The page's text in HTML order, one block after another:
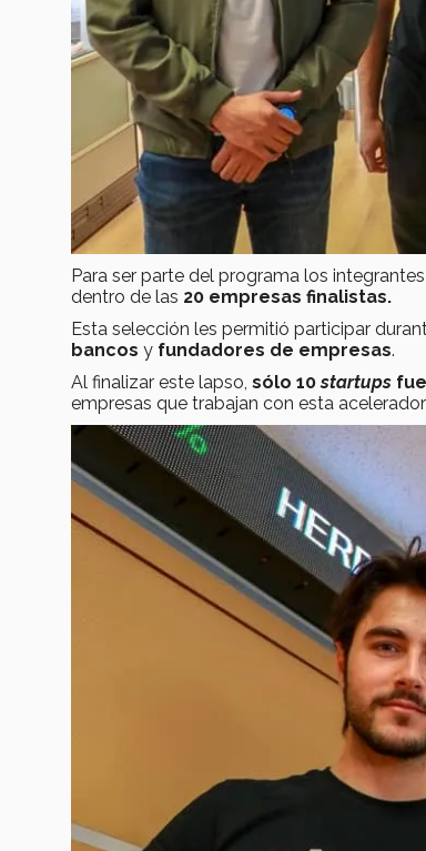
Para ser parte del programa los
dentro de las 20 empresas finalistas.
Esta selección les permitió participar
bancos y fundadores de empresas.
Al finalizar este lapso, sólo 10startups
empresas que trabajan con esta